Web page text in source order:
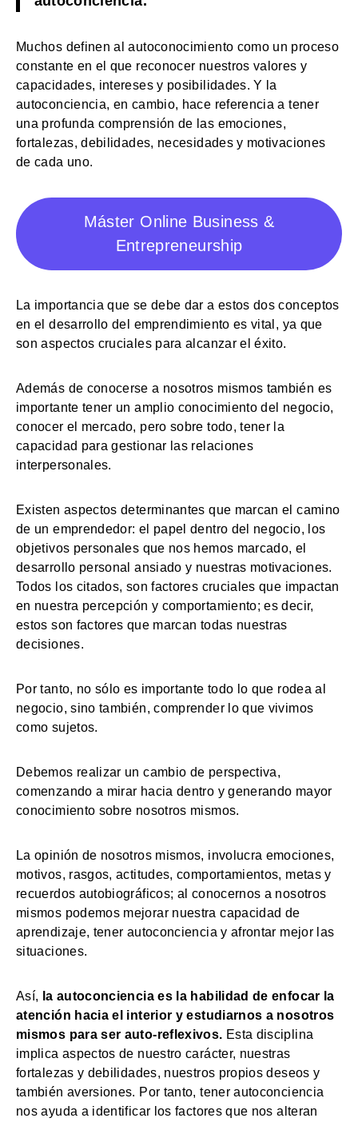
Muchos definen al autoconocimiento como un proceso
constante en el que reconocer nuestros valores y
capacidades, intereses y posibilidades. Y la
autoconciencia, en cambio, hace referencia a tener
una profunda comprensión de las emociones,
fortalezas, debilidades, necesidades y motivaciones
de cada uno.
Máster Online Business &
Entrepreneurship
La importancia que se debe dar a estos dos conceptos
en el desarrollo del emprendimiento es vital, ya que
son aspectos cruciales para alcanzar el éxito.
Además de conocerse a nosotros mismos también es
importante tener un amplio conocimiento del negocio,
conocer el mercado, pero sobre todo, tener la
capacidad para gestionar las relaciones
interpersonales.
Existen aspectos determinantes que marcan el camino
de un emprendedor: el papel dentro del negocio, los
objetivos personales que nos hemos marcado, el
desarrollo personal ansiado y nuestras motivaciones.
Todos los citados, son factores cruciales que impactan
en nuestra percepción y comportamiento; es decir,
estos son factores que marcan todas nuestras
decisiones.
Por tanto, no sólo es importante todo lo que rodea al
negocio, sino también, comprender lo que vivimos
como sujetos.
Debemos realizar un cambio de perspectiva,
comenzando a mirar hacia dentro y generando mayor
conocimiento sobre nosotros mismos.
La opinión de nosotros mismos, involucra emociones,
motivos, rasgos, actitudes, comportamientos, metas y
recuerdos autobiográficos; al conocernos a nosotros
mismos podemos mejorar nuestra capacidad de
aprendizaje, tener autoconciencia y afrontar mejor las
situaciones.
Así, la autoconciencia es la habilidad de enfocar la
atención hacia el interior y estudiarnos a nosotros
mismos para ser auto-reflexivos. Esta disciplina
implica aspectos de nuestro carácter, nuestras
fortalezas y debilidades, nuestros propios deseos y
también aversiones. Por tanto, tener autoconciencia
nos ayuda a identificar los factores que nos alteran